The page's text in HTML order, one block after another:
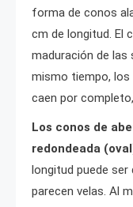
forma de conos
cm de longitud. El
maduración de las
mismo tiempo, los
caen por
Los conos de
redondeada
longitud puede ser
parecen velas. Al